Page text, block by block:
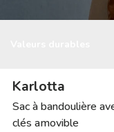
Karlotta
Sac à bandoulière
clés amovible